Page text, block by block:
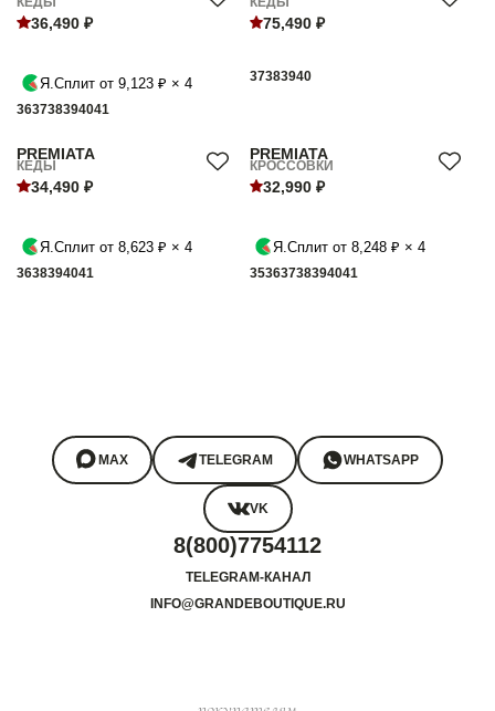
36,490 ₽
Я.Сплит от 9,123 ₽ × 4
363738394041
75,490 ₽
37383940
PREMIATA
КЕДЫ
34,490 ₽
Я.Сплит от 8,623 ₽ × 4
3638394041
PREMIATA
КРОССОВКИ
32,990 ₽
Я.Сплит от 8,248 ₽ × 4
35363738394041
MAX TELEGRAM WHATSAPP
VK
8(800)7754112
TELEGRAM-КАНАЛ
INFO@GRANDEBOUTIQUE.RU